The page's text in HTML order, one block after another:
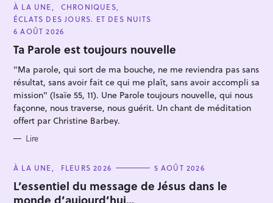
C
A
T
E
G
O
R
E
À LA UNE
CHRONIQUES
ÉCLATS DES JOURS. ET DES NUITS
6 AOÛT 2026
Ta Parole est toujours nouvelle
"Ma parole, qui sort de ma bouche, ne me reviendra pas sans
résultat, sans avoir fait ce qui me plaît, sans avoir accompli sa
mission" (Isaïe 55, 11). Une Parole toujours nouvelle, qui nous
façonne, nous traverse, nous guérit. Un chant de méditation
offert par Christine Barbey.
Lire
C
T
E
G
À LA UNE FLEURS 2026 5 AOÛT 2026
L’essentiel du message de Jésus dans le